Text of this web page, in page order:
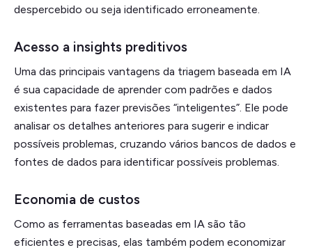
despercebido ou seja identificado erroneamente.
Acesso a insights preditivos
Uma das principais vantagens da triagem baseada em IA
é sua capacidade de aprender com padrões e dados
existentes para fazer previsões “inteligentes”. Ele pode
analisar os detalhes anteriores para sugerir e indicar
possíveis problemas, cruzando vários bancos de dados e
fontes de dados para identificar possíveis problemas.
Economia de custos
Como as ferramentas baseadas em IA são tão
eficientes e precisas, elas também podem economizar